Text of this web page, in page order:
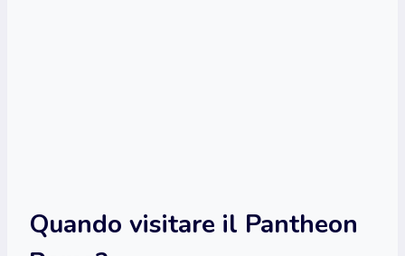
Quando visitare il Pantheon